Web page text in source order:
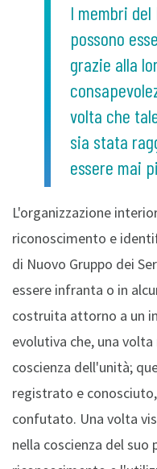
I membri del
possono
grazie alla
volta che
sia stata
essere mai
L'organizzazione
riconoscimento e
di Nuovo Gruppo dei
essere infranta o in
costruita attorno a un
evolutiva che, una
coscienza dell'unità;
registrato e
confutato. Una volta
nella coscienza del